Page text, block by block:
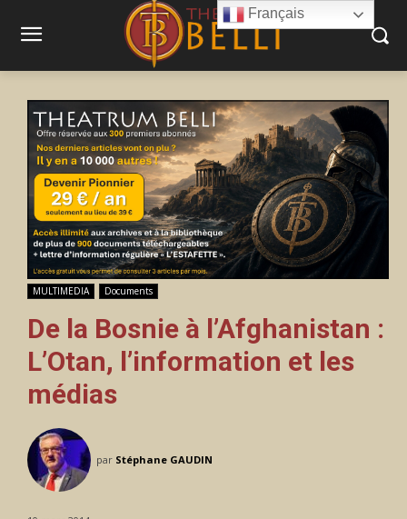
MULTIMEDIA Documents
De la Bosnie à l’Afghanistan :
L’Otan, l’information et les
médias
par Stéphane GAUDIN
Français